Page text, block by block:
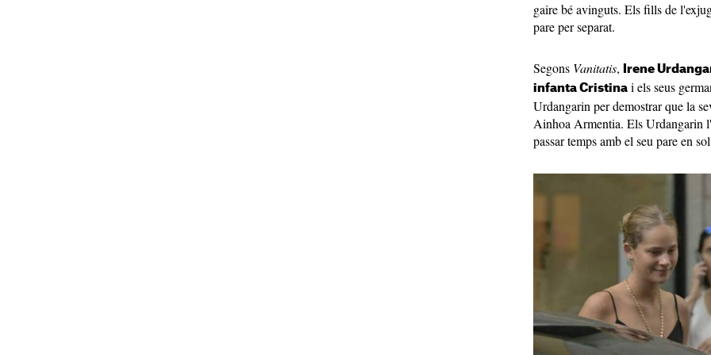
gaire bé avinguts. Els fills de
pare per separat.
Segons Vanitatis,
Irene
infanta Cristina i els seus
Urdangarin per demostrar que la
Ainhoa Armentia. Els Urdangarin
passar temps amb el seu pare en